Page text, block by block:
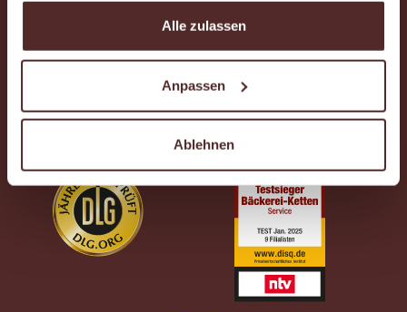
Alle zulassen
Anpassen
Ablehnen
Kundenkartenportal
AUSGEZEICHNETE QUALITÄT